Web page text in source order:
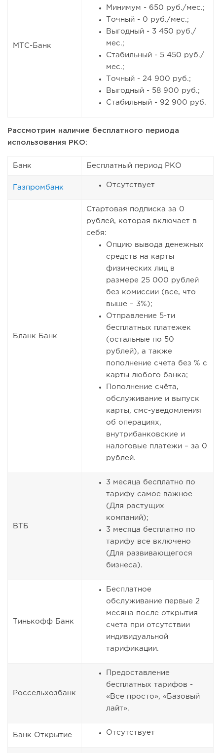
МТС-Банк
Минимум - 650 руб./мес.;
Точный - 0 руб./мес.;
Выгодный - 3 450 руб./
мес.;
Стабильный - 5 450 руб./
мес.;
Точный - 24 900 руб.;
Выгодный - 58 900 руб.;
Стабильный - 92 900 руб.
Рассмотрим наличие бесплатного периода
использования РКО:
Банк Бесплатный период РКО
Газпромбанк Отсутствует
Бланк Банк
Стартовая подписка за 0
рублей, которая включает в
себя:
Опцию вывода денежных
средств на карты
физических лиц в
размере 25 000 рублей
без комиссии (все, что
выше – 3%);
Отправление 5-ти
бесплатных платежек
(остальные по 50
рублей), а также
пополнение счета без % с
карты любого банка;
Пополнение счёта,
обслуживание и выпуск
карты, смс-уведомления
об операциях,
внутрибанковские и
налоговые платежи – за 0
рублей.
ВТБ
3 месяца бесплатно по
тарифу самое важное
(Для растущих
компаний);
3 месяца бесплатно по
тарифу все включено
(Для развивающегося
бизнеса).
Тинькофф Банк
Бесплатное
обслуживание первые 2
месяца после открытия
счета при отсутствии
индивидуальной
тарификации.
Россельхозбанк
Предоставление
бесплатных тарифов -
«Все просто», «Базовый
лайт».
Банк Открытие Отсутствует